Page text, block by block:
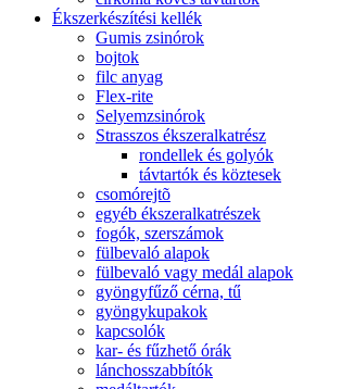
Ékszerkészítési kellék
Gumis zsinórok
bojtok
filc anyag
Flex-rite
Selyemzsinórok
Strasszos ékszeralkatrész
rondellek és golyók
távtartók és köztesek
csomórejtõ
egyéb ékszeralkatrészek
fogók, szerszámok
fülbevaló alapok
fülbevaló vagy medál alapok
gyöngyfűző cérna, tű
gyöngykupakok
kapcsolók
kar- és fűzhető órák
lánchosszabbítók